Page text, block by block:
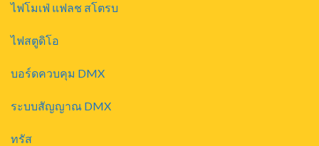
ไฟโมเฟ่ แฟลช สโตรบ
ไฟสตูดิโอ
บอร์ดควบคุม DMX
ระบบสัญญาณ DMX
ทรัส